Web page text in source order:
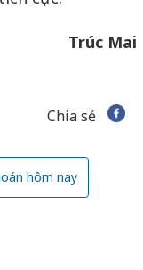
Trúc Mai
Chia sẻ
hôm nay